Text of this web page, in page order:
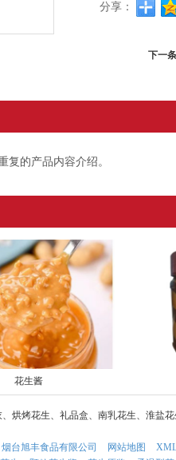
分享：
下一
复的产品内容介绍。
花生酱
烘烤花生、礼品盒、南乳花生、淮盐
烟台旭丰食品有限公司 网站地图